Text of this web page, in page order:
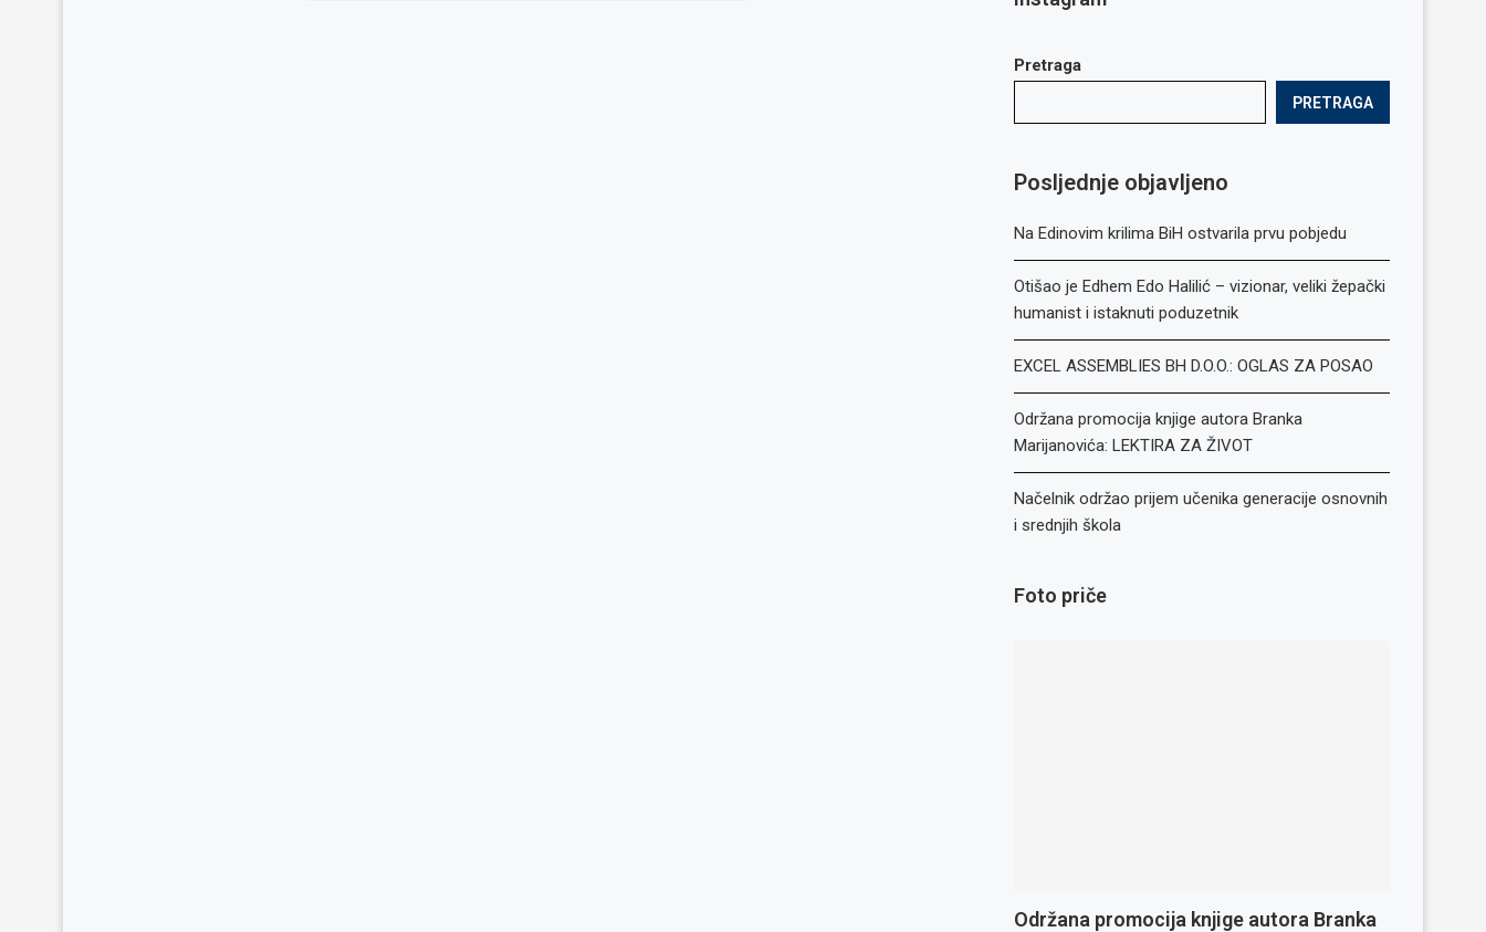
Pretraga
PRETRAGA
Posljednje objavljeno
Na Edinovim krilima BiH ostvarila prvu pobjedu
Otišao je Edhem Edo Halilić – vizionar, veliki žepački
humanist i istaknuti poduzetnik
EXCEL ASSEMBLIES BH D.O.O.: OGLAS ZA POSAO
Održana promocija knjige autora Branka
Marijanovića: LEKTIRA ZA ŽIVOT
Načelnik održao prijem učenika generacije osnovnih
i srednjih škola
Foto priče
Održana promocija knjige autora Branka